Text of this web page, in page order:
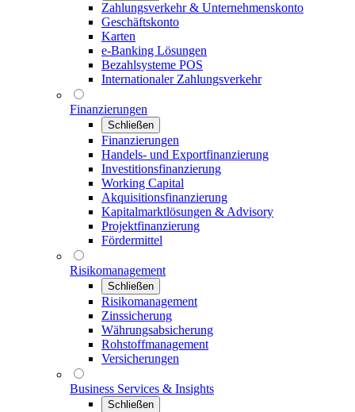
Zahlungsverkehr & Unternehmenskonto
Geschäftskonto
Karten
e-Banking Lösungen
Bezahlsysteme POS
Internationaler Zahlungsverkehr
Finanzierungen
Schließen
Finanzierungen
Handels- und Exportfinanzierung
Investitionsfinanzierung
Working Capital
Akquisitionsfinanzierung
Kapitalmarktlösungen & Advisory
Projektfinanzierung
Fördermittel
Risikomanagement
Schließen
Risikomanagement
Zinssicherung
Währungsabsicherung
Rohstoffmanagement
Versicherungen
Business Services & Insights
Schließen